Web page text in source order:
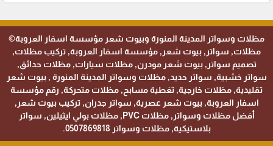
مظلات وسواتر المدينة المنورة وبيوت شعر مؤسسة اسفار العروبة©
مظلات, سواتر, بيوت شعر, مؤسسة اسفار العروبة, تركيب مظلات,
تصميم سواتر, بيوت شعر مودرن, مظلات سيارات, مظلات حدائق,
سواتر خشبية, سواتر حديد, مظلات وسواتر المدينة المنورة , بيوت شعر
تقليدية, مظلات خارجية, تغطية مسابح, مظلات متحركة, رقم مؤسسة
اسفار العروبة, بيوت شعر عصرية, سواتر جدران, تركيب بيوت شعر,
أفضل مظلات وسواتر, مظلات PVC, مظلات بولي ايثيلين, سواتر
بلاستيكية, مظلات وسواتر 0507869818.